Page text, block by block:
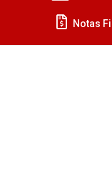
Notas